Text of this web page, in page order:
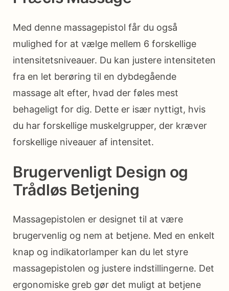
Med denne massagepistol får du også
mulighed for at vælge mellem 6 forskellige
intensitetsniveauer. Du kan justere intensiteten
fra en let berøring til en dybdegående
massage alt efter, hvad der føles mest
behageligt for dig. Dette er især nyttigt, hvis
du har forskellige muskelgrupper, der kræver
forskellige niveauer af intensitet.
Brugervenligt Design og
Trådløs Betjening
Massagepistolen er designet til at være
brugervenlig og nem at betjene. Med en enkelt
knap og indikatorlamper kan du let styre
massagepistolen og justere indstillingerne. Det
ergonomiske greb gør det muligt at betjene